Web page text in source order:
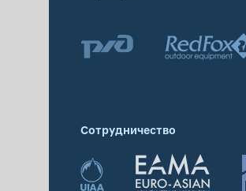
Сотрудничество